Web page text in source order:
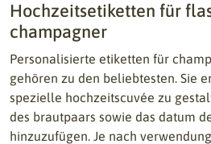
Hochzeitsetiketten für
champagner
Personalisierte etiketten für
gehören zu den beliebtesten. Sie
spezielle hochzeitscuvée zu
des brautpaars sowie das datum
hinzuzufügen. Je nach